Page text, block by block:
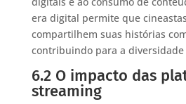
era digital permite que
compartilhem suas histórias
contribuindo para a diversidade
6.2 O impacto das
streaming